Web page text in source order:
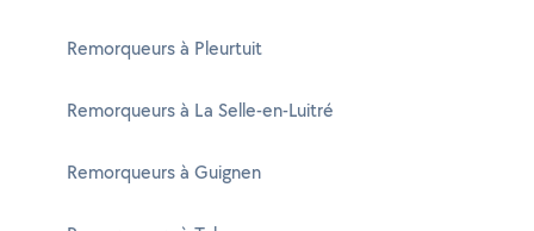
Remorqueurs à Pleurtuit
Remorqueurs à La Selle-en-Luitré
Remorqueurs à Guignen